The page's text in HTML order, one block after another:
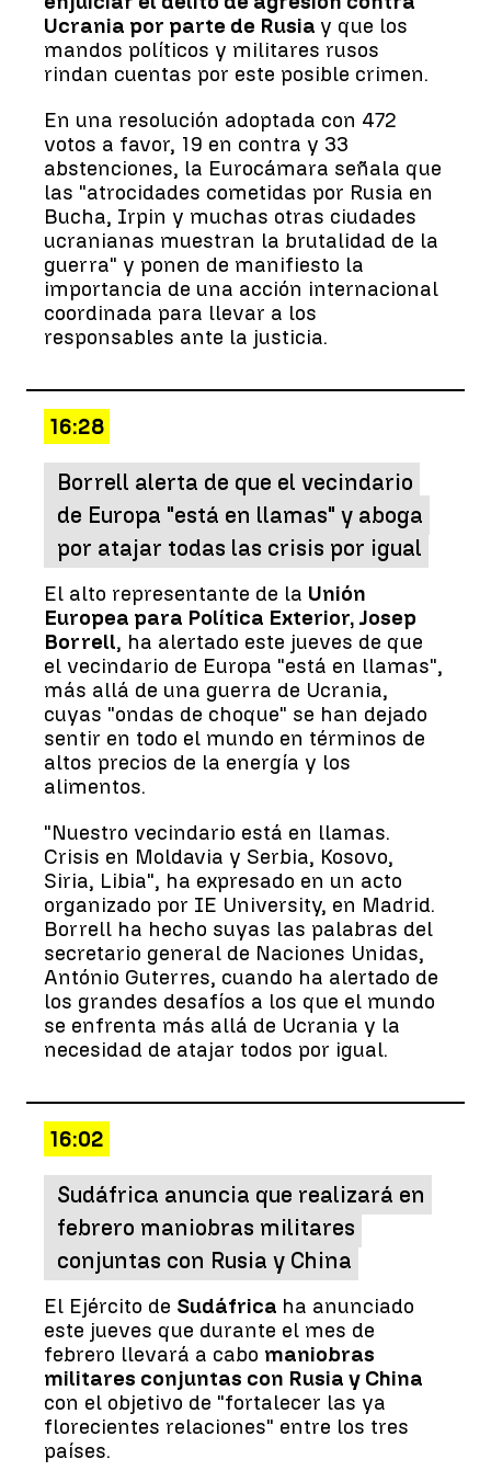
Ucrania por parte de Rusia y que los
mandos políticos y militares rusos
rindan cuentas por este posible crimen.
En una resolución adoptada con 472
votos a favor, 19 en contra y 33
abstenciones, la Eurocámara señala que
las "atrocidades cometidas por Rusia en
Bucha, Irpin y muchas otras ciudades
ucranianas muestran la brutalidad de la
guerra" y ponen de manifiesto la
importancia de una acción internacional
coordinada para llevar a los
responsables ante la justicia.
16:28
Borrell alerta de que el vecindario
de Europa "está en llamas" y aboga
por atajar todas las crisis por igual
El alto representante de la Unión
Europea para Política Exterior, Josep
Borrell, ha alertado este jueves de que
el vecindario de Europa "está en llamas",
más allá de una guerra de Ucrania,
cuyas "ondas de choque" se han dejado
sentir en todo el mundo en términos de
altos precios de la energía y los
alimentos.
"Nuestro vecindario está en llamas.
Crisis en Moldavia y Serbia, Kosovo,
Siria, Libia", ha expresado en un acto
organizado por IE University, en Madrid.
Borrell ha hecho suyas las palabras del
secretario general de Naciones Unidas,
António Guterres, cuando ha alertado de
los grandes desafíos a los que el mundo
se enfrenta más allá de Ucrania y la
necesidad de atajar todos por igual.
16:02
Sudáfrica anuncia que realizará en
febrero maniobras militares
conjuntas con Rusia y China
El Ejército de Sudáfrica ha anunciado
este jueves que durante el mes de
febrero llevará a cabo maniobras
militares conjuntas con Rusia y China
con el objetivo de "fortalecer las ya
florecientes relaciones" entre los tres
países.